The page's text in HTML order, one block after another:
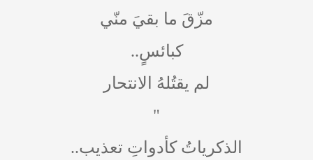
مزّقَ ما بقيَ منّي
كبائسٍ..
لم يقتُلهُ الانتحار
"
الذكرياتُ كأدواتِ تعذيب..